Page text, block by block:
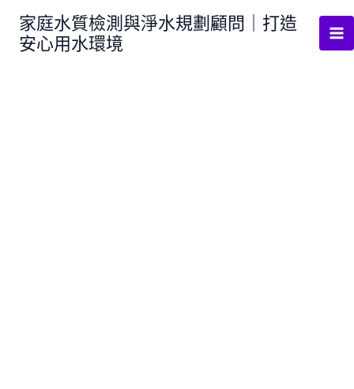
家庭水質檢測與淨水規劃顧問｜打造
安心用水環境